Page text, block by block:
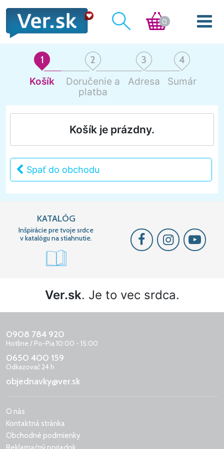
0
1
Košík
2
Doručenie a
platba
3
Adresa
4
Sumár
Košík je prázdny.
Spať do obchodu
KATALÓG
Inšpirácie pre tvoje srdce
v katalógu na stiahnutie.
Ver.sk. Je to vec srdca.
0908 784 920
Hotline / Po-Pia 10:00 - 15:00
0650 400 159
Odkazovač 24 h
objednavky@ver.sk
O nás
Kontaktná stránka
Obchodné podmienky